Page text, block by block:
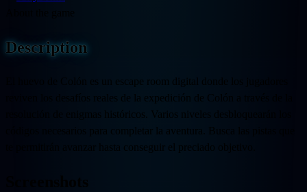
Description
El huevo de Colón es un escape room digital donde los jugadores
reviven los desafíos reales de la expedición de Colón a través de la
resolución de enigmas históricos. Varios niveles desbloquearán los
códigos necesarios para completar la aventura. Busca las pistas que
te permitirán avanzar hasta conseguir el preciado objetivo.